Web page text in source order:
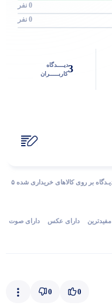
0 نفر
0 نفر
3دیــــدگاه
کاربـــــران
شمـا هـم دربـاره ایـن کــالا دیــدگاه ثبــت کنید، بــا ثبــت‌دیـدگاه بر روی کالاهای خریداری شده ۵
مفیدترین دارای‌ عکس دارای‌ صوت
0
0